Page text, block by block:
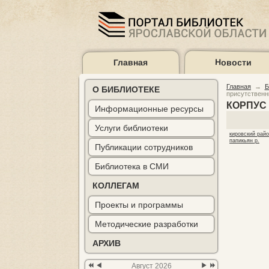
Главная Новости
Подборки
литературы
Карта библиотек
О БИБЛИОТЕКЕ
Информационные ресурсы
Услуги библиотеки
Публикации сотрудников
Библиотека в СМИ
КОЛЛЕГАМ
Проекты и программы
Методические разработки
АРХИВ
Предыдущий
Предыдущий
месяц
Следующий
Следующий
Август 2026
Главная →
кировский
папикьян р.